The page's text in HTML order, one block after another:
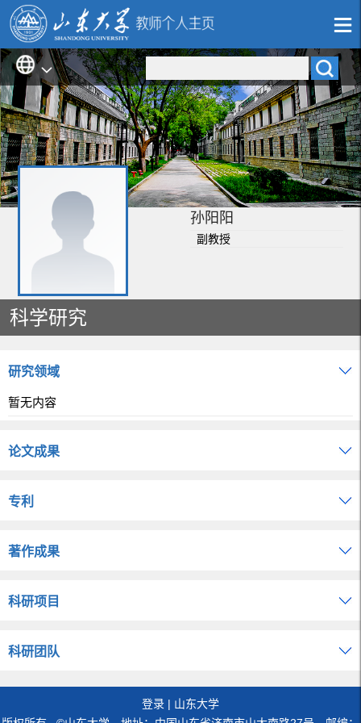
孙阳阳
副教授
科学研究
研究领域
暂无内容
论文成果
专利
著作成果
科研项目
科研团队
登录 | 山东大学